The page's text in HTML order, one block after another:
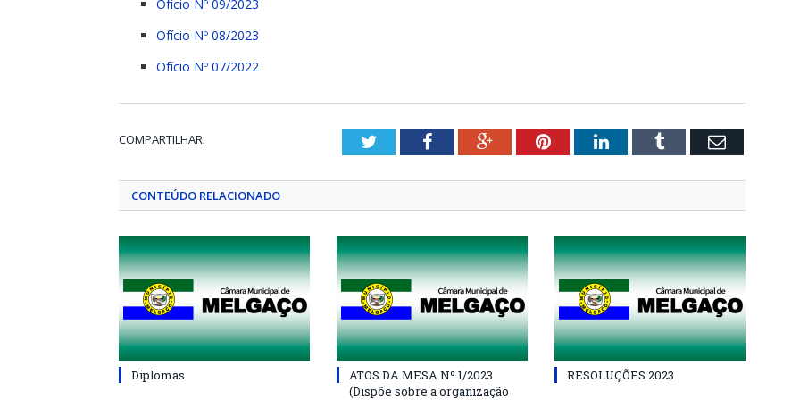
Ofício Nº 09/2023
Ofício Nº 08/2023
Ofício Nº 07/2022
COMPARTILHAR: TwitterFacebookGoogle+PinterestLinkedInTumblr Email
CONTEÚDO RELACIONADO
Diplomas
ATOS DA MESA Nº 1/2023
(Dispõe sobre a organização
RESOLUÇÕES 2023